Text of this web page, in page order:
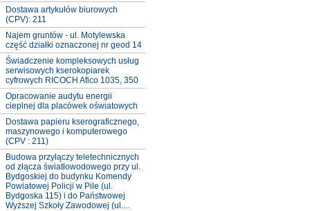
Dostawa artykułów biurowych
(CPV): 211
Najem gruntów - ul. Motylewska
część działki oznaczonej nr geod 14
Świadczenie kompleksowych usług
serwisowych kserokopiarek
cyfrowych RICOCH Afico 1035, 350
Opracowanie audytu energii
cieplnej dla placówek oświatowych
Dostawa papieru kserograficznego,
maszynowego i komputerowego
(CPV : 211)
Budowa przyłączy teletechnicznych
od złącza światłowodowego przy ul.
Bydgoskiej do budynku Komendy
Powiatowej Policji w Pile (ul.
Bydgoska 115) i do Państwowej
Wyższej Szkoły Zawodowej (ul....